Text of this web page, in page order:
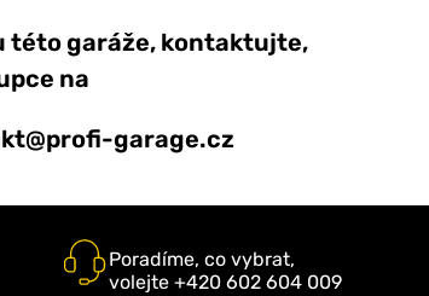
této garáže, kontaktujte,
na
garage.cz
Poradíme, co vybrat,
volejte +420 602 604 009